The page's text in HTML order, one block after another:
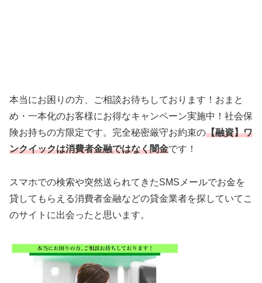
本当にお困りの方、ご相談お待ちしております！おまと
め・一本化のお客様にお得なキャンペーン実施中！社会保
険お持ちの方限定です。完全秘密厳守お約束の【融資】ワ
ンクイックは消費者金融ではなく闇金です！
スマホでの検索や突然送られてきたSMSメールでお金を
貸してもらえる消費者金融などの貸金業者を探していてこ
のサイトに出会ったと思います。